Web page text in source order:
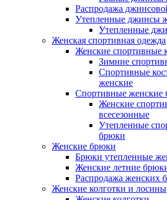
Распродажа
Утепленные джинсы
Утепленные
Женская спортивная одежда
Женские спортивные
Зимние
Спортивные
женские
Спортивные женские
Женские
всесезонные
Утепленные
брюки
Женские брюки
Брюки утепленные
Женские летние
Распродажа женских
Женские колготки и лосины